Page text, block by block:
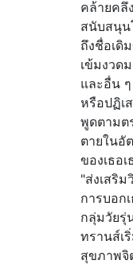
คล้ายคลึ
สนับสนุน
ถึงชื่อเดิ
เข้มงวด
และอื่น ๆ
หรือปฏิเ
พูดตามต
ตายในอั
ของเธอ
"ส่งเสริ
การบอก
กลุ่มวัยรุ่
ทรานส์เ
สุขภาพจิ